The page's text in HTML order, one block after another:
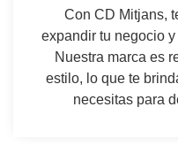
Con CD Mitjans,
expandir tu negocio
Nuestra marca es
estilo, lo que te
necesitas para